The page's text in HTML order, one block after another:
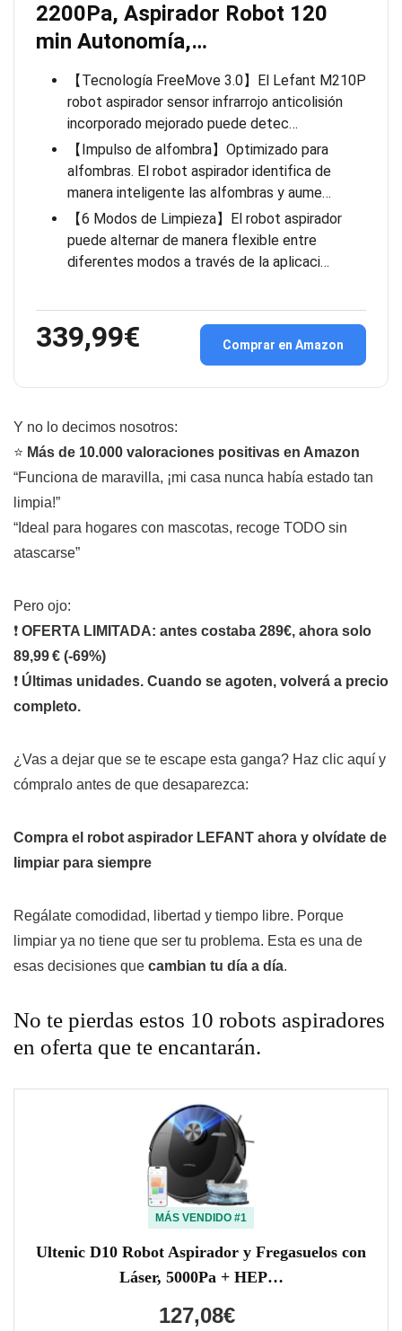
2200Pa, Aspirador Robot 120
min Autonomía,…
【Tecnología FreeMove 3.0】El Lefant M210P
robot aspirador sensor infrarrojo anticolisión
incorporado mejorado puede detec…
【Impulso de alfombra】Optimizado para
alfombras. El robot aspirador identifica de
manera inteligente las alfombras y aume…
【6 Modos de Limpieza】El robot aspirador
puede alternar de manera flexible entre
diferentes modos a través de la aplicaci…
339,99€ Comprar en Amazon
Y no lo decimos nosotros:
⭐ Más de 10.000 valoraciones positivas en Amazon
“Funciona de maravilla, ¡mi casa nunca había estado tan
limpia!”
“Ideal para hogares con mascotas, recoge TODO sin
atascarse”
Pero ojo:
❗ OFERTA LIMITADA: antes costaba 289€, ahora solo
89,99 € (-69%)
❗ Últimas unidades. Cuando se agoten, volverá a precio
completo.
¿Vas a dejar que se te escape esta ganga? Haz clic aquí y
cómpralo antes de que desaparezca:
Compra el robot aspirador LEFANT ahora y olvídate de
limpiar para siempre
Regálate comodidad, libertad y tiempo libre. Porque
limpiar ya no tiene que ser tu problema. Esta es una de
esas decisiones que cambian tu día a día.
No te pierdas estos 10 robots aspiradores
en oferta que te encantarán.
MÁS VENDIDO #1
Ultenic D10 Robot Aspirador y Fregasuelos con
Láser, 5000Pa + HEP…
127,08€